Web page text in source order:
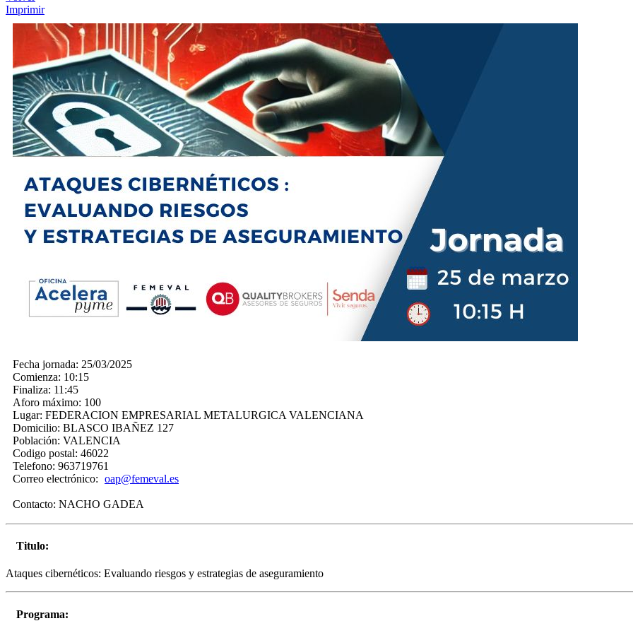
Imprimir
Fecha jornada: 25/03/2025
Comienza: 10:15
Finaliza: 11:45
Aforo máximo: 100
Lugar: FEDERACION EMPRESARIAL METALURGICA VALENCIANA
Domicilio: BLASCO IBAÑEZ 127
Población: VALENCIA
Codigo postal: 46022
Telefono: 963719761
Correo electrónico: oap@femeval.es
Contacto: NACHO GADEA
Titulo:
Ataques cibernéticos: Evaluando riesgos y estrategias de aseguramiento
Programa: